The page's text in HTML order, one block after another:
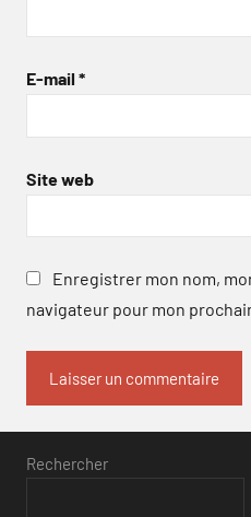
E-mail *
Site web
Enregistrer mon nom,
navigateur pour mon
Rechercher